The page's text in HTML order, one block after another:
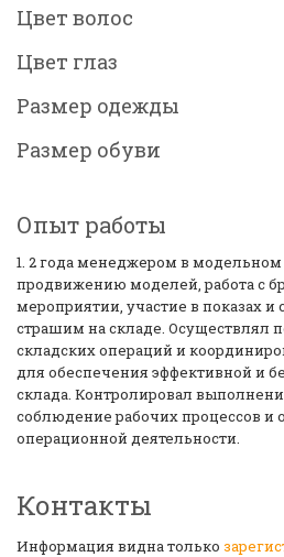
Цвет волос
Цвет глаз
Размер одежды
Размер обуви
Опыт работы
1. 2 года менеджером в модельном
продвижению моделей, работа с
мероприятии, участие в показах и
страшим на складе. Осуществлял
складских операций и
для обеспечения эффективной и
склада. Контролировал
соблюдение рабочих процессов и
операционной деятельности.
Контакты
Информация видна только